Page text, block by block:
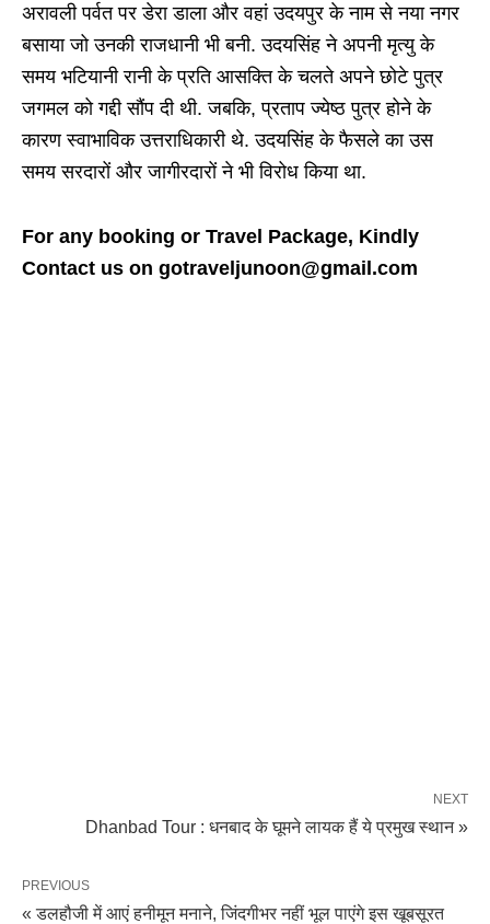
अरावली पर्वत पर डेरा डाला और वहां उदयपुर के नाम से नया नगर
बसाया जो उनकी राजधानी भी बनी. उदयसिंह ने अपनी मृत्यु के
समय भटियानी रानी के प्रति आसक्ति के चलते अपने छोटे पुत्र
जगमल को गद्दी सौंप दी थी. जबकि, प्रताप ज्येष्ठ पुत्र होने के
कारण स्वाभाविक उत्तराधिकारी थे. उदयसिंह के फैसले का उस
समय सरदारों और जागीरदारों ने भी विरोध किया था.
For any booking or Travel Package, Kindly
Contact us on gotraveljunoon@gmail.com
NEXT
Dhanbad Tour : धनबाद के घूमने लायक हैं ये प्रमुख स्थान »
PREVIOUS
« डलहौजी में आएं हनीमून मनाने, जिंदगीभर नहीं भूल पाएंगे इस खूबसूरत